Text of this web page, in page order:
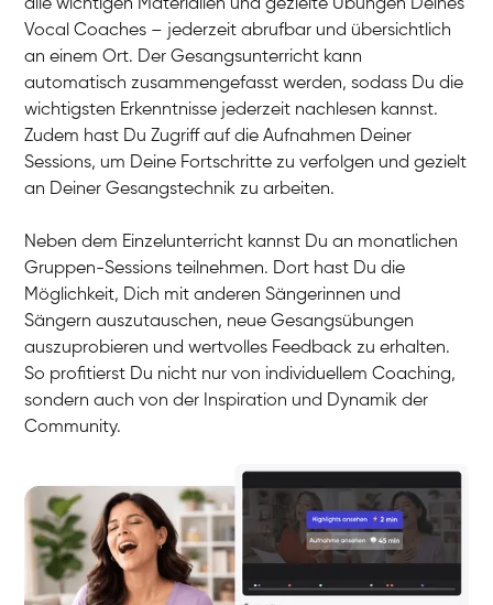
alle wichtigen Materialien und gezielte Übungen Deines
Vocal Coaches – jederzeit abrufbar und übersichtlich
an einem Ort. Der Gesangsunterricht kann
automatisch zusammengefasst werden, sodass Du die
wichtigsten Erkenntnisse jederzeit nachlesen kannst.
Zudem hast Du Zugriff auf die Aufnahmen Deiner
Sessions, um Deine Fortschritte zu verfolgen und gezielt
an Deiner Gesangstechnik zu arbeiten.
Neben dem Einzelunterricht kannst Du an monatlichen
Gruppen-Sessions teilnehmen. Dort hast Du die
Möglichkeit, Dich mit anderen Sängerinnen und
Sängern auszutauschen, neue Gesangsübungen
auszuprobieren und wertvolles Feedback zu erhalten.
So profitierst Du nicht nur von individuellem Coaching,
sondern auch von der Inspiration und Dynamik der
Community.